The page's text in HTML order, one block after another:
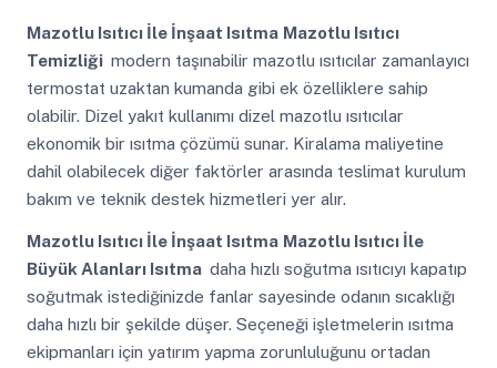
Mazotlu Isıtıcı İle İnşaat Isıtma Mazotlu Isıtıcı
Temizliği modern taşınabilir mazotlu ısıtıcılar zamanlayıcı
termostat uzaktan kumanda gibi ek özelliklere sahip
olabilir. Dizel yakıt kullanımı dizel mazotlu ısıtıcılar
ekonomik bir ısıtma çözümü sunar. Kiralama maliyetine
dahil olabilecek diğer faktörler arasında teslimat kurulum
bakım ve teknik destek hizmetleri yer alır.
Mazotlu Isıtıcı İle İnşaat Isıtma Mazotlu Isıtıcı İle
Büyük Alanları Isıtma daha hızlı soğutma ısıtıcıyı kapatıp
soğutmak istediğinizde fanlar sayesinde odanın sıcaklığı
daha hızlı bir şekilde düşer. Seçeneği işletmelerin ısıtma
ekipmanları için yatırım yapma zorunluluğunu ortadan